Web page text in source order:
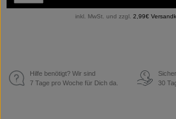
inkl. MwSt. und zzgl. 2,99€
Hilfe benötigt? Wir sind
7 Tage pro Woche für Dich da.
€
30